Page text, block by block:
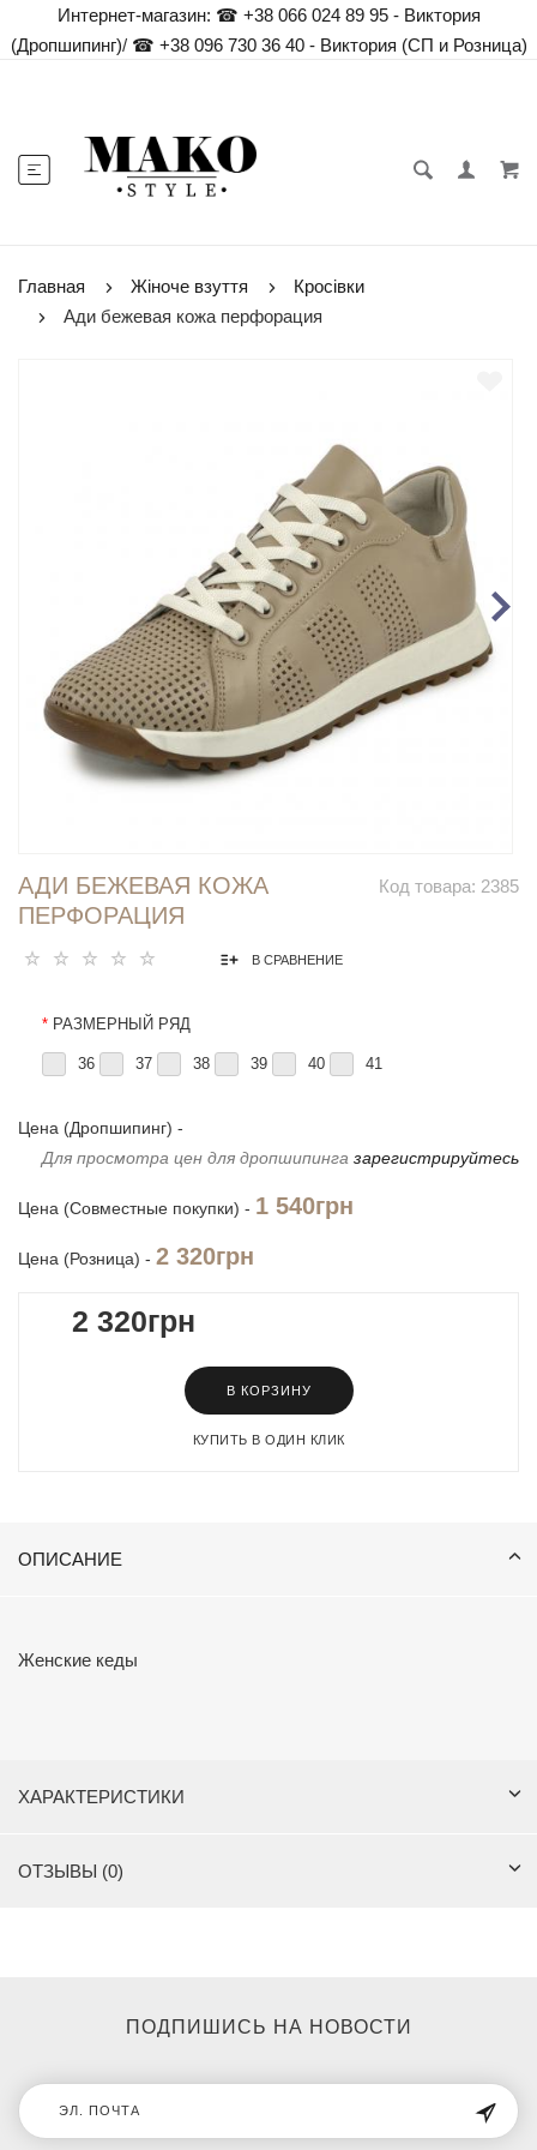
Интернет-магазин: ☎ +38 066 024 89 95 - Виктория
(Дропшипинг)/☎ +38 096 730 36 40 - Виктория (СП и Розница)
Главная Жіноче взуття
Кросівки
Ади бежевая кожа перфорация
Код товара: 2385
АДИ БЕЖЕВАЯ КОЖА
ПЕРФОРАЦИЯ
В СРАВНЕНИЕ
* РАЗМЕРНЫЙ РЯД
36 37 38 39 40 41
Цена (Дропшипинг) -
Для просмотра цен для дропшипинга зарегистрируйтесь
Цена (Совместные покупки) - 1 540грн
Цена (Розница) - 2 320грн
2 320грн
В КОРЗИНУ
КУПИТЬ В ОДИН КЛИК
ОПИСАНИЕ
Женские кеды
ХАРАКТЕРИСТИКИ
ОТЗЫВЫ (0)
ПОДПИШИСЬ НА НОВОСТИ